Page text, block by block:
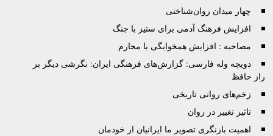
چهار میدان روان‌شناختی
افزایش فرهنگ آدمی برای ستیز با جنگ
مصاحبه : افزایش همخوابگی با محارم
دویچه وله فارسی: گزارش‌های فرهنگی ایران: نگرشی دیگر بر
راز حافظ
زخم‌های روانی تاریخی
تاثیر تغییر در روان
اهمیت بازنگری تصویر ما ایرانیان از خودمان